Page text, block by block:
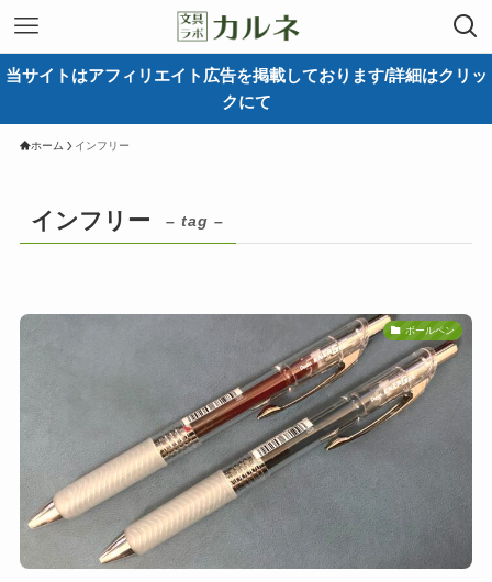
当サイトはアフィリエイト広告を掲載しております/詳細はクリッ
クにて
ホーム インフリー
インフリー – tag –
ボールペン